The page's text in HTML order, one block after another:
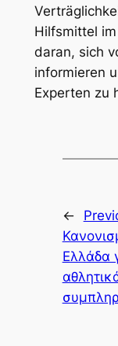
Hilfsmittel
daran, sich
informieren
Experten zu
←
Ελλάδα